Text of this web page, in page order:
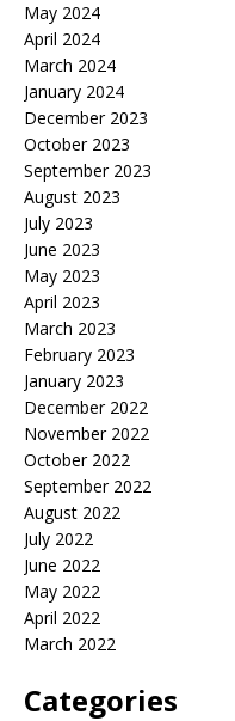
May 2024
April 2024
March 2024
January 2024
December 2023
October 2023
September 2023
August 2023
July 2023
June 2023
May 2023
April 2023
March 2023
February 2023
January 2023
December 2022
November 2022
October 2022
September 2022
August 2022
July 2022
June 2022
May 2022
April 2022
March 2022
Categories